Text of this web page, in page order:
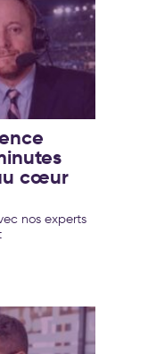
cœur
nos experts